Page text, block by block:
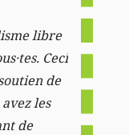
libre
Ceci
de
les
de